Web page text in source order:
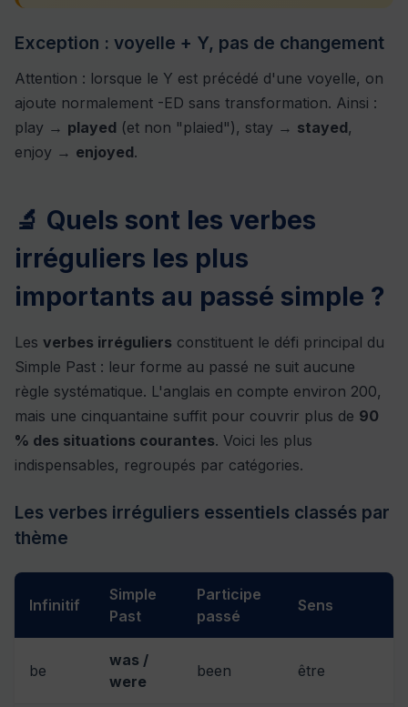
Exception : voyelle + Y, pas de changement
Attention : lorsque le Y est précédé d'une voyelle, on
ajoute normalement -ED sans transformation. Ainsi :
play → played (et non "plaied"), stay → stayed,
enjoy → enjoyed.
🔬 Quels sont les verbes
irréguliers les plus
importants au passé simple ?
Les verbes irréguliers constituent le défi principal du
Simple Past : leur forme au passé ne suit aucune
règle systématique. L'anglais en compte environ 200,
mais une cinquantaine suffit pour couvrir plus de 90
% des situations courantes. Voici les plus
indispensables, regroupés par catégories.
Les verbes irréguliers essentiels classés par
thème
Infinitif
Simple
Past
Participe
passé
Sens
be
was /
were
been être